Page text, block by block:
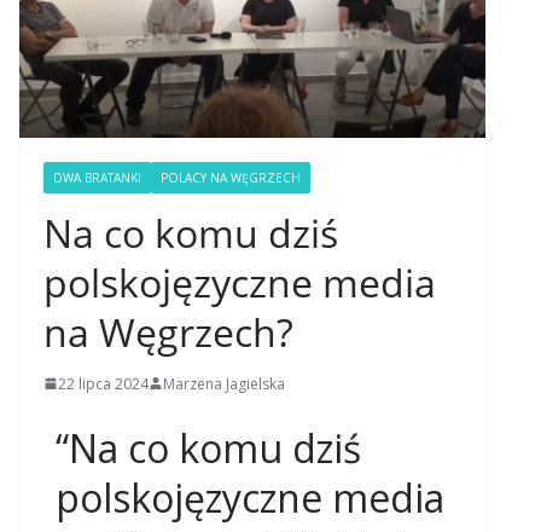
DWA BRATANKI POLACY NA WĘGRZECH
Na co komu dziś
polskojęzyczne media
na Węgrzech?
22 lipca 2024 Marzena Jagielska
“Na co komu dziś
polskojęzyczne media